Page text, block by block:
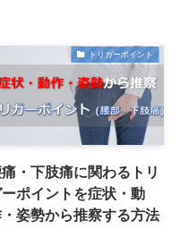
トリガーポイント
・下肢痛に関わるトリ
ーポイントを症状・動
姿勢から推察する方法